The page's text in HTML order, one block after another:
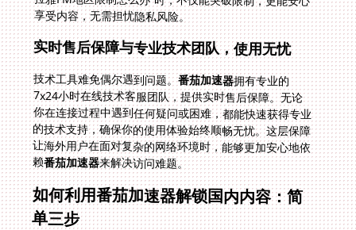
享受内容，无需担忧隐私风险。
实时售后保障与专业技术团队，使用无忧
技术工具难免偶尔遇到问题。番茄加速器拥有专业的
7x24小时在线技术客服团队，提供实时售后保障。无论
你在连接过程中遇到任何疑问或困难，都能快速获得专业
的技术支持，确保你的使用体验始终顺畅无忧。这层保障
让海外用户在面对复杂的网络环境时，能够更加安心地依
赖番茄加速器来解决访问难题。
如何利用番茄加速器解锁国内内容：简
单三步